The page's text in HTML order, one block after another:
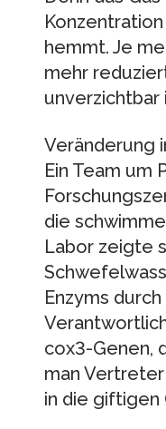
hemmt. Je
mehr
unverzichtbar
Veränderung
Ein Team um
die
Labor zeigte
Enzyms
cox3-Genen,
man
in die giftigen